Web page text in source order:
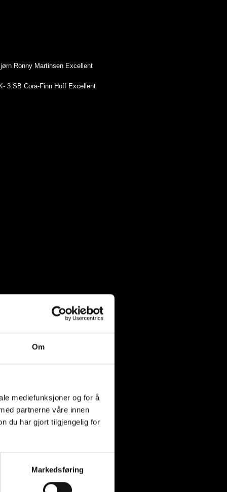
Om
mediefunksjoner og for å
partnerne våre innen
du har gjort tilgjengelig for
Markedsføring
Ronny Martinsen Excellent
Cora-Finn Hoff Excellent